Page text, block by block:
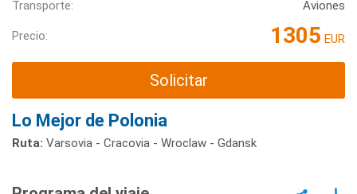
Transporte:
Aviones
Precio: 1305 EUR
Solicitar
Lo Mejor de Polonia
Ruta: Varsovia - Cracovia - Wroclaw - Gdansk